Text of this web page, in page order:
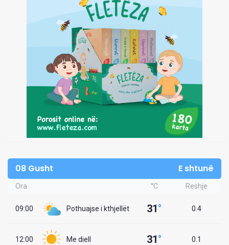
08 Gusht E shtunë
Ora °C Reshje
09:00 Pothuajse i kthjellët 31° 0.4
12:00 Me diell 31° 0.1